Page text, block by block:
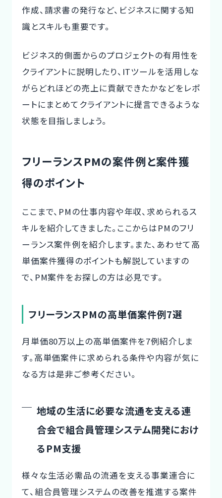
作成、請求書の発行など、ビジネスに関する知
識とスキルも重要です。
ビジネス的側面からのプロジェクトの有用性を
クライアントに説明したり、ITツールを活用しな
がらどれほどの売上に貢献できたかなどをレポ
ートにまとめてクライアントに提言できるような
状態を目指しましょう。
フリーランスPMの案件例と案件獲
得のポイント
ここまで、PMの仕事内容や年収、求められるス
キルを紹介してきました。ここからはPMのフリ
ーランス案件例を紹介します。また、あわせて高
単価案件獲得のポイントも解説していますの
で、PM案件をお探しの方は必見です。
フリーランスPMの高単価案件例7選
月単価80万以上の高単価案件を7例紹介しま
す。高単価案件に求められる条件や内容が気に
なる方は是非ご参考ください。
地域の生活に必要な流通を支える連
合会で組合員管理システム開発におけ
るPM支援
様々な生活必需品の流通を支える事業連合に
て、組合員管理システムの改善を推進する案件